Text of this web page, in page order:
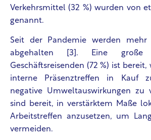
Verkehrsmittel (32 %) wurden von
genannt.
Seit der Pandemie werden mehr
abgehalten [3]. Eine große
Geschäftsreisenden (72 %) ist
interne Präsenztreffen in Kauf
negative Umweltauswirkungen zu
sind bereit, in verstärktem Maße
Arbeitstreffen anzusetzen, um
vermeiden.